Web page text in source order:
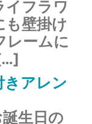
イフラワ
も壁掛け
レームに
アレン
生日の